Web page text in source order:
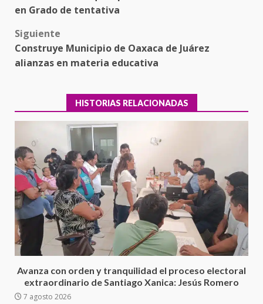
en Grado de tentativa
Siguiente
Construye Municipio de Oaxaca de Juárez
alianzas en materia educativa
HISTORIAS RELACIONADAS
Avanza con orden y tranquilidad el proceso electoral
extraordinario de Santiago Xanica: Jesús Romero
7 agosto 2026
3
Ciudad Salud: justicia social para
Oaxaca